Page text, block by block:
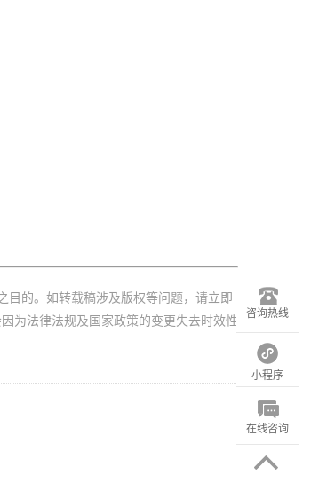
目的。如转载稿涉及版权等问题，请立即
为法律法规及国家政策的变更失去时效性
咨询热线
小程序
在线咨询